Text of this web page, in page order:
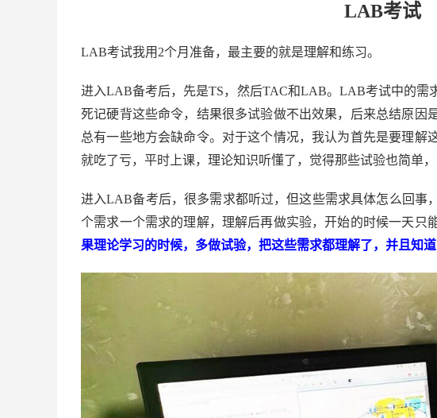
LAB考试
LAB考试我用2个月准备，最主要的就是理解和练习。
进入LAB备考后，先是TS，然后TAC和LAB。LAB考试中的需
死记硬背这些命令，结果很多试验做不出效果，后来总结原因
总有一些地方会缺命令。对于这个情况，我认为首先是要理解
就吃了亏，平时上课，理论知识听懂了，觉得那些试验也简单，
进入LAB备考后，很多需求都听过，但这些需求具体怎么回事
个需求一个需求的理解，理解后再做实验，开始的时候一天只
果理论学习的时候，多做试验，把这些需求都理解了，并且知